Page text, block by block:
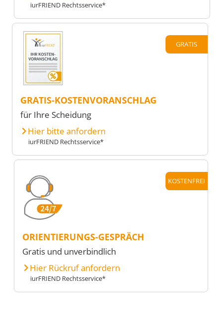
iurFRIEND Rechtsservice*
GRATIS
GRATIS-KOSTENVORANSCHLAG
für Ihre Scheidung
Hier bitte anfordern
iurFRIEND Rechtsservice*
KOSTENFREI
ORIENTIERUNGS-GESPRÄCH
Gratis und unverbindlich
Hier Rückruf anfordern
iurFRIEND Rechtsservice*